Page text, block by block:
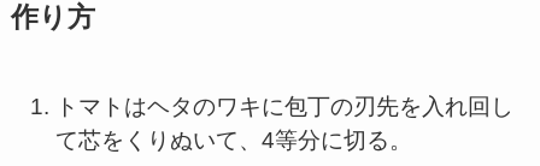
作り方
トマトはヘタのワキに包丁の刃先を入れ回し
て芯をくりぬいて、4等分に切る。